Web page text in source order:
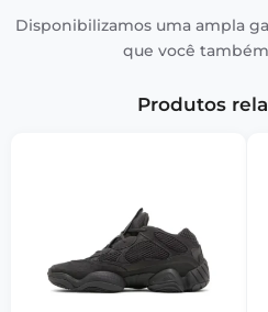
Disponibilizamos uma ampla
que você
Produtos